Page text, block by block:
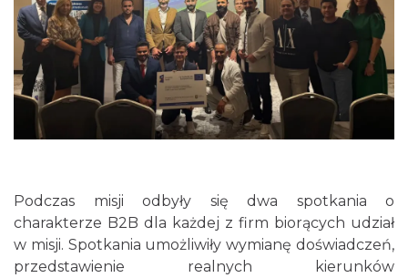
Podczas misji odbyły się dwa spotkania o
charakterze B2B dla każdej z firm biorących udział
w misji. Spotkania umożliwiły wymianę doświadczeń,
przedstawienie realnych kierunków